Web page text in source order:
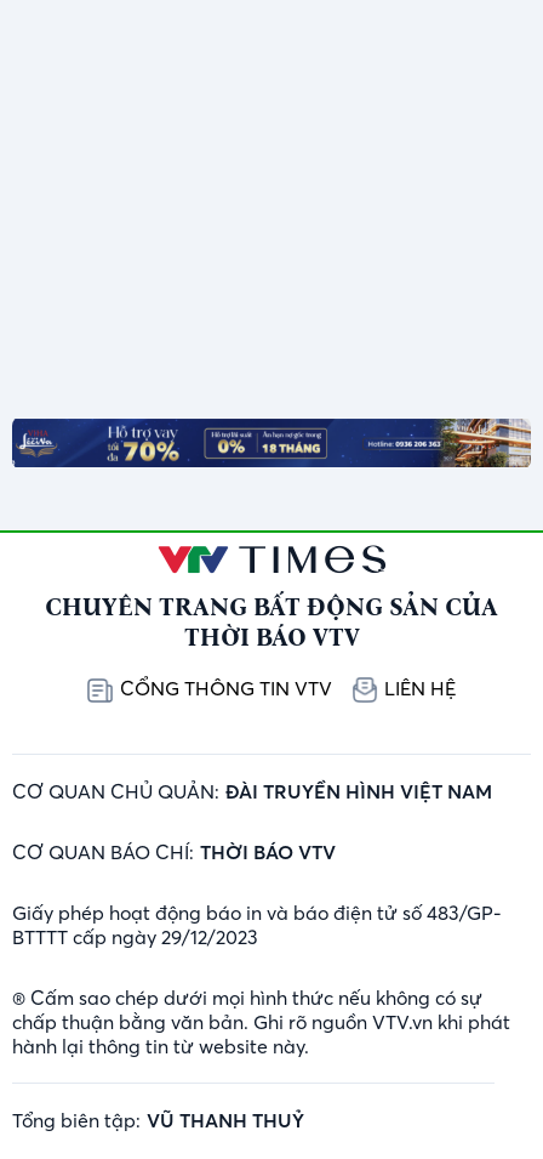
CHUYÊN TRANG BẤT ĐỘNG SẢN CỦA
THỜI BÁO VTV
CỔNG THÔNG TIN VTV LIÊN HỆ
CƠ QUAN CHỦ QUẢN: ĐÀI TRUYỀN HÌNH VIỆT NAM
CƠ QUAN BÁO CHÍ: THỜI BÁO VTV
Giấy phép hoạt động báo in và báo điện tử số 483/GP-
BTTTT cấp ngày 29/12/2023
® Cấm sao chép dưới mọi hình thức nếu không có sự
chấp thuận bằng văn bản. Ghi rõ nguồn VTV.vn khi phát
hành lại thông tin từ website này.
Tổng biên tập: VŨ THANH THUỶ